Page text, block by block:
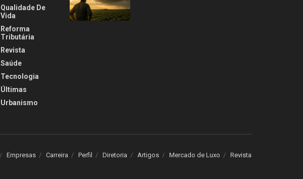
Qualidade De
Vida
Reforma
Tributária
Revista
Saúde
Tecnologia
Últimas
Urbanismo
Empresas Carreira Perfil Diretoria Artigos Mercado de Luxo Revista